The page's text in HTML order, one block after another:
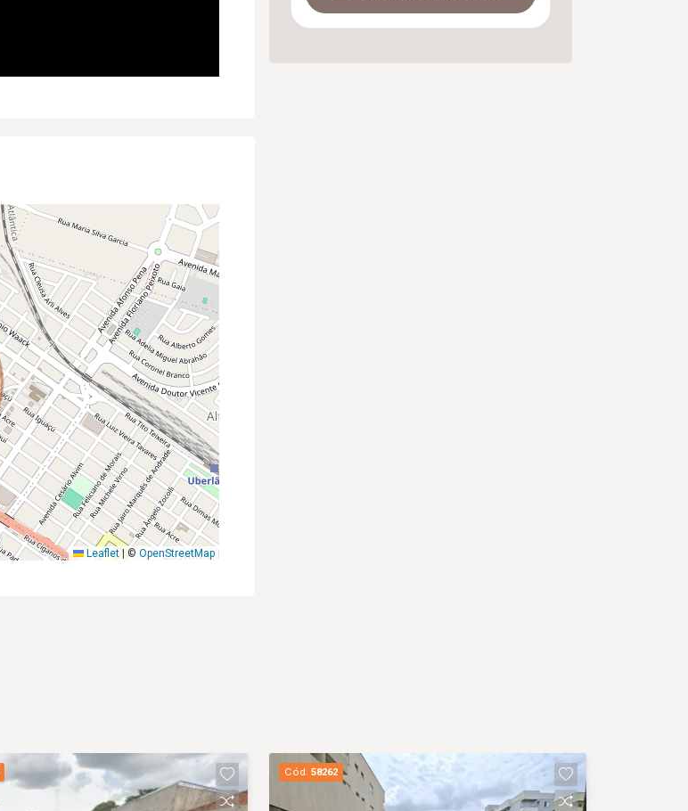
Leaflet | © OpenStreetMap
Cód. 58262